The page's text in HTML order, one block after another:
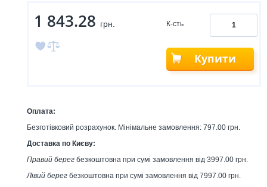
1 843.28 грн. К-сть
Купити
Оплата:
Безготівковий розрахунок. Мінімальне замовлення: 797.00 грн.
Доставка по Києву:
Правий берег безкоштовна при сумі замовлення від 3997.00 грн.
Лівий берег безкоштовна при сумі замовлення від 7997.00 грн.